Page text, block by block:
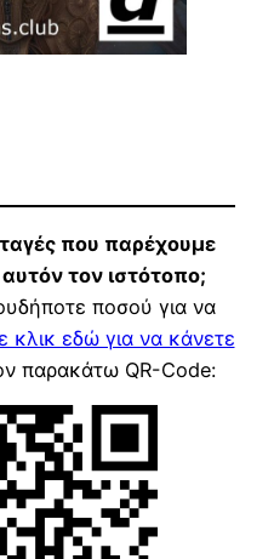
που παρέχουμε
τον ιστότοπο;
ποσού για να
κλικ εδώ για να κάνετε
παρακάτω QR-Code: